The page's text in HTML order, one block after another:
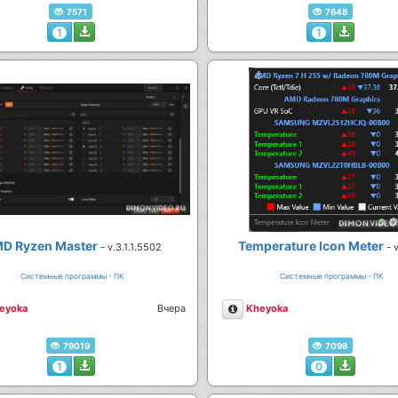
7571
1
7648
1
Ryzen Master- v.3.1.1.5502
Системные программы - ПК
Вчера
79019
1
Temperature Icon Meter -
Системные программы - ПК
Описание
Kheyoka
7098
0